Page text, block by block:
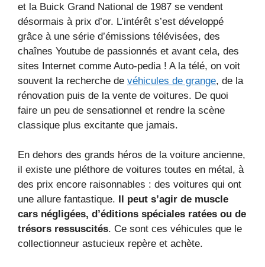
et la Buick Grand National de 1987 se vendent
désormais à prix d’or. L’intérêt s’est développé
grâce à une série d’émissions télévisées, des
chaînes Youtube de passionnés et avant cela, des
sites Internet comme Auto-pedia ! A la télé, on voit
souvent la recherche de véhicules de grange, de la
rénovation puis de la vente de voitures. De quoi
faire un peu de sensationnel et rendre la scène
classique plus excitante que jamais.
En dehors des grands héros de la voiture ancienne,
il existe une pléthore de voitures toutes en métal, à
des prix encore raisonnables : des voitures qui ont
une allure fantastique.
Il peut s’agir de muscle
cars négligées, d’éditions spéciales ratées ou de
trésors ressuscités. Ce sont ces véhicules que le
collectionneur astucieux repère et achète.